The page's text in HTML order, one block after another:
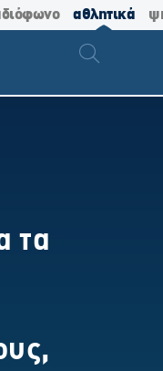
αθλητικά
τα